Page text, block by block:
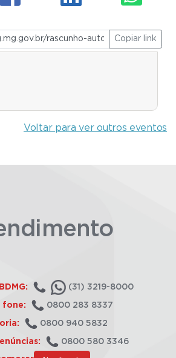
Copiar link
Voltar para ver outros eventos
(31) 3219-8000
fone: 0800 283 8337
0800 940 5832
0800 580 3346